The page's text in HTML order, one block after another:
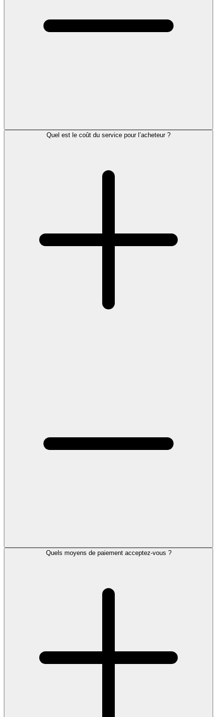
Quel est le coût du service pour l’acheteur ?
Quels moyens de paiement acceptez-vous ?